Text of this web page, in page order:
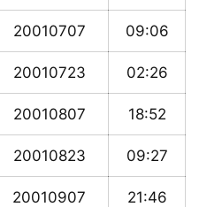
20010707 09:06
20010723 02:26
20010807 18:52
20010823 09:27
20010907 21:46